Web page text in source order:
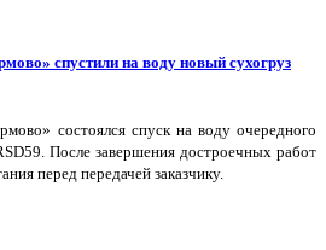
спустили на воду новый сухогруз
состоялся спуск на воду очередного
После завершения достроечных работ
перед передачей заказчику.